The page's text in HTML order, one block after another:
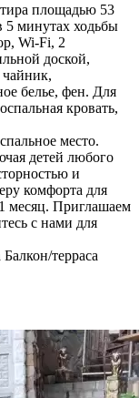
площадью 53
5 минутах ходьбы
Wi-Fi, 2
доской,
белье, фен. Для
кровать,
место.
детей любого
и
комфорта для
месяц. Приглашаем
с нами для
Балкон/терраса